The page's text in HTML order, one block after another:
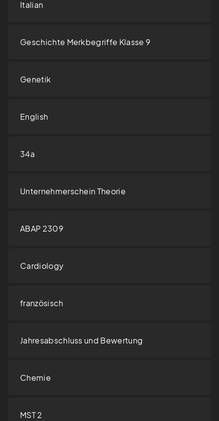
Italian
Geschichte Merkbegriffe Klasse 9
Genetik
English
34a
Unternehmerschein Theorie
ABAP 2309
Cardiology
französisch
Jahresabschluss und Bewertung
Chemie
MST 2